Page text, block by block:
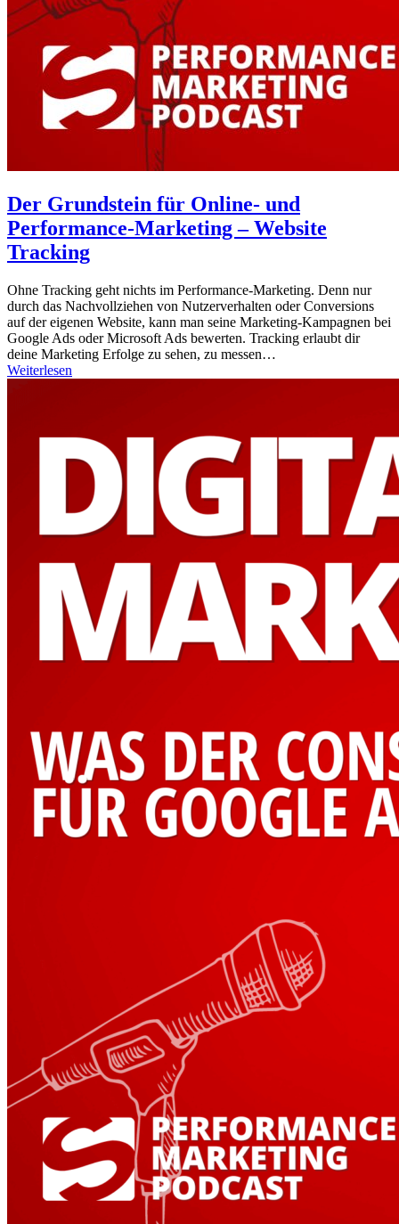
Der Grundstein für Online- und
Performance-Marketing – Website
Tracking
Ohne Tracking geht nichts im Performance-Marketing. Denn nur
durch das Nachvollziehen von Nutzerverhalten oder Conversions
auf der eigenen Website, kann man seine Marketing-Kampagnen bei
Google Ads oder Microsoft Ads bewerten. Tracking erlaubt dir
deine Marketing Erfolge zu sehen, zu messen…
Weiterlesen